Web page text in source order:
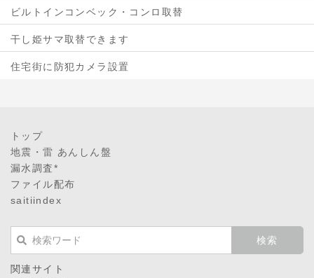
ビルトインコンベック・コンロ取替
干し姫サマ取替できます
住宅街に防犯カメラ設置
トップ
地震・雷 あんしん盤
漏水調査*
ファイル配布
saitiindex
関連サイト